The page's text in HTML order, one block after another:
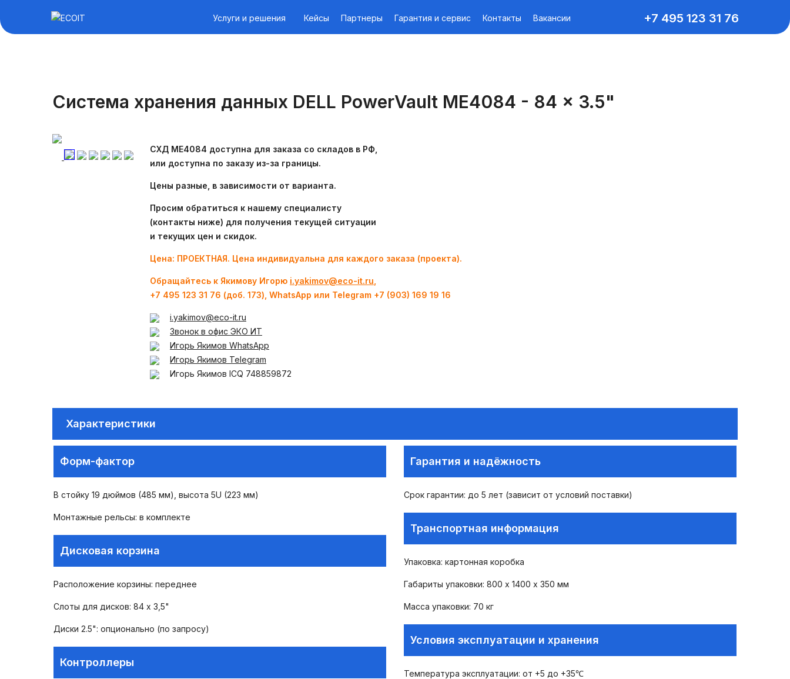
Услуги и решения Кейсы Партнеры Гарантия и сервис Контакты Вакансии +7 495 123 31 76
Система хранения данных DELL PowerVault ME4084 - 84 x 3.5"
СХД ME4084 доступна для заказа со складов в РФ,
или доступна по заказу из-за границы.
Цены разные, в зависимости от варианта.
Просим обратиться к нашему специалисту
(контакты ниже) для получения текущей ситуации
и текущих цен и скидок.
Цена: ПРОЕКТНАЯ. Цена индивидуальна для каждого заказа (проекта).
Обращайтесь к Якимову Игорю i.yakimov@eco-it.ru
+7 495 123 31 76 (доб. 173), WhatsApp или Telegram +7 (903) 169 19 16
i.yakimov@eco-it.ru
Звонок в офис ЭКО ИТ
Игорь Якимов WhatsApp
Игорь Якимов Telegram
Игорь Якимов ICQ 748859872
Характеристики
Форм-фактор
В стойку 19 дюймов (485 мм), высота 5U (223 мм)
Монтажные рельсы: в комплекте
Дисковая корзина
Расположение корзины: переднее
Слоты для дисков: 84 х 3,5"
Диски 2.5": опционально (по запросу)
Контроллеры
Гарантия и надёжность
Срок гарантии: до 5 лет (зависит от условий поставки)
Транспортная информация
Упаковка: картонная коробка
Габариты упаковки: 800 х 1400 х 350 мм
Масса упаковки: 70 кг
Условия эксплуатации и хранения
Температура эксплуатации: от +5 до +35℃